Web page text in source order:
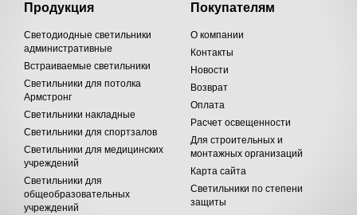
Продукция
Светодиодные светильники
административные
Встраиваемые светильники
Светильники для потолка
Армстронг
Светильники накладные
Светильники для спортзалов
Светильники для медицинских
учреждений
Светильники для
общеобразовательных
учреждений
Покупателям
О компании
Контакты
Новости
Возврат
Оплата
Расчет освещенности
Для строительных и
монтажных организаций
Карта сайта
Светильники по степени
защиты